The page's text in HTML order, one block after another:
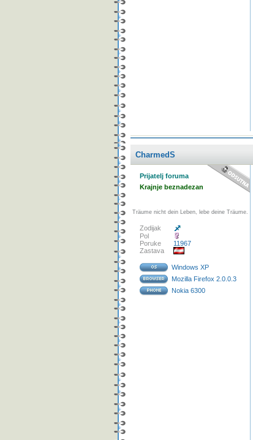
CharmedS
Prijatelj foruma
Krajnje beznadezan
Träume nicht dein Leben, lebe deine Träume.
Zodijak
Pol
Poruke
11967
Zastava
Windows XP
Mozilla Firefox 2.0.0.3
Nokia 6300